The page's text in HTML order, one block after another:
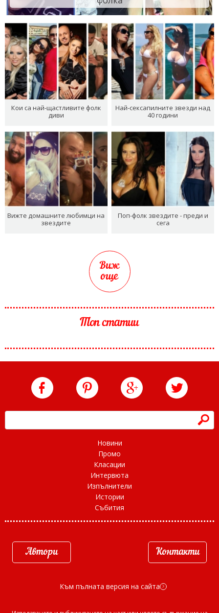
Кои са най-щастливите фолк
диви
Най-сексапилните звезди над
40 години
Вижте домашните любимци на
звездите
Поп-фолк звездите - преди и
сега
Виж
още
Топ статии
h
Новини
Промо
Класации
Интервюта
Изпълнители
Истории
Събития
Автори Контакти
Към пълната версия на сайта d